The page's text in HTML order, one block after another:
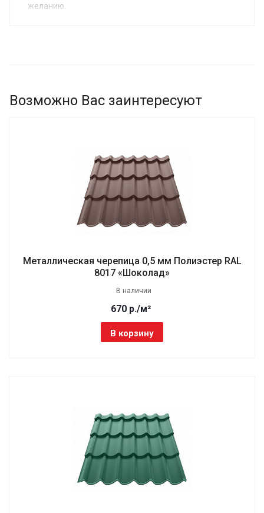
желанию.
Возможно Вас заинтересуют
Металлическая черепица 0,5 мм Полиэстер RAL
8017 «Шоколад»
В наличии
670 р./м²
В корзину